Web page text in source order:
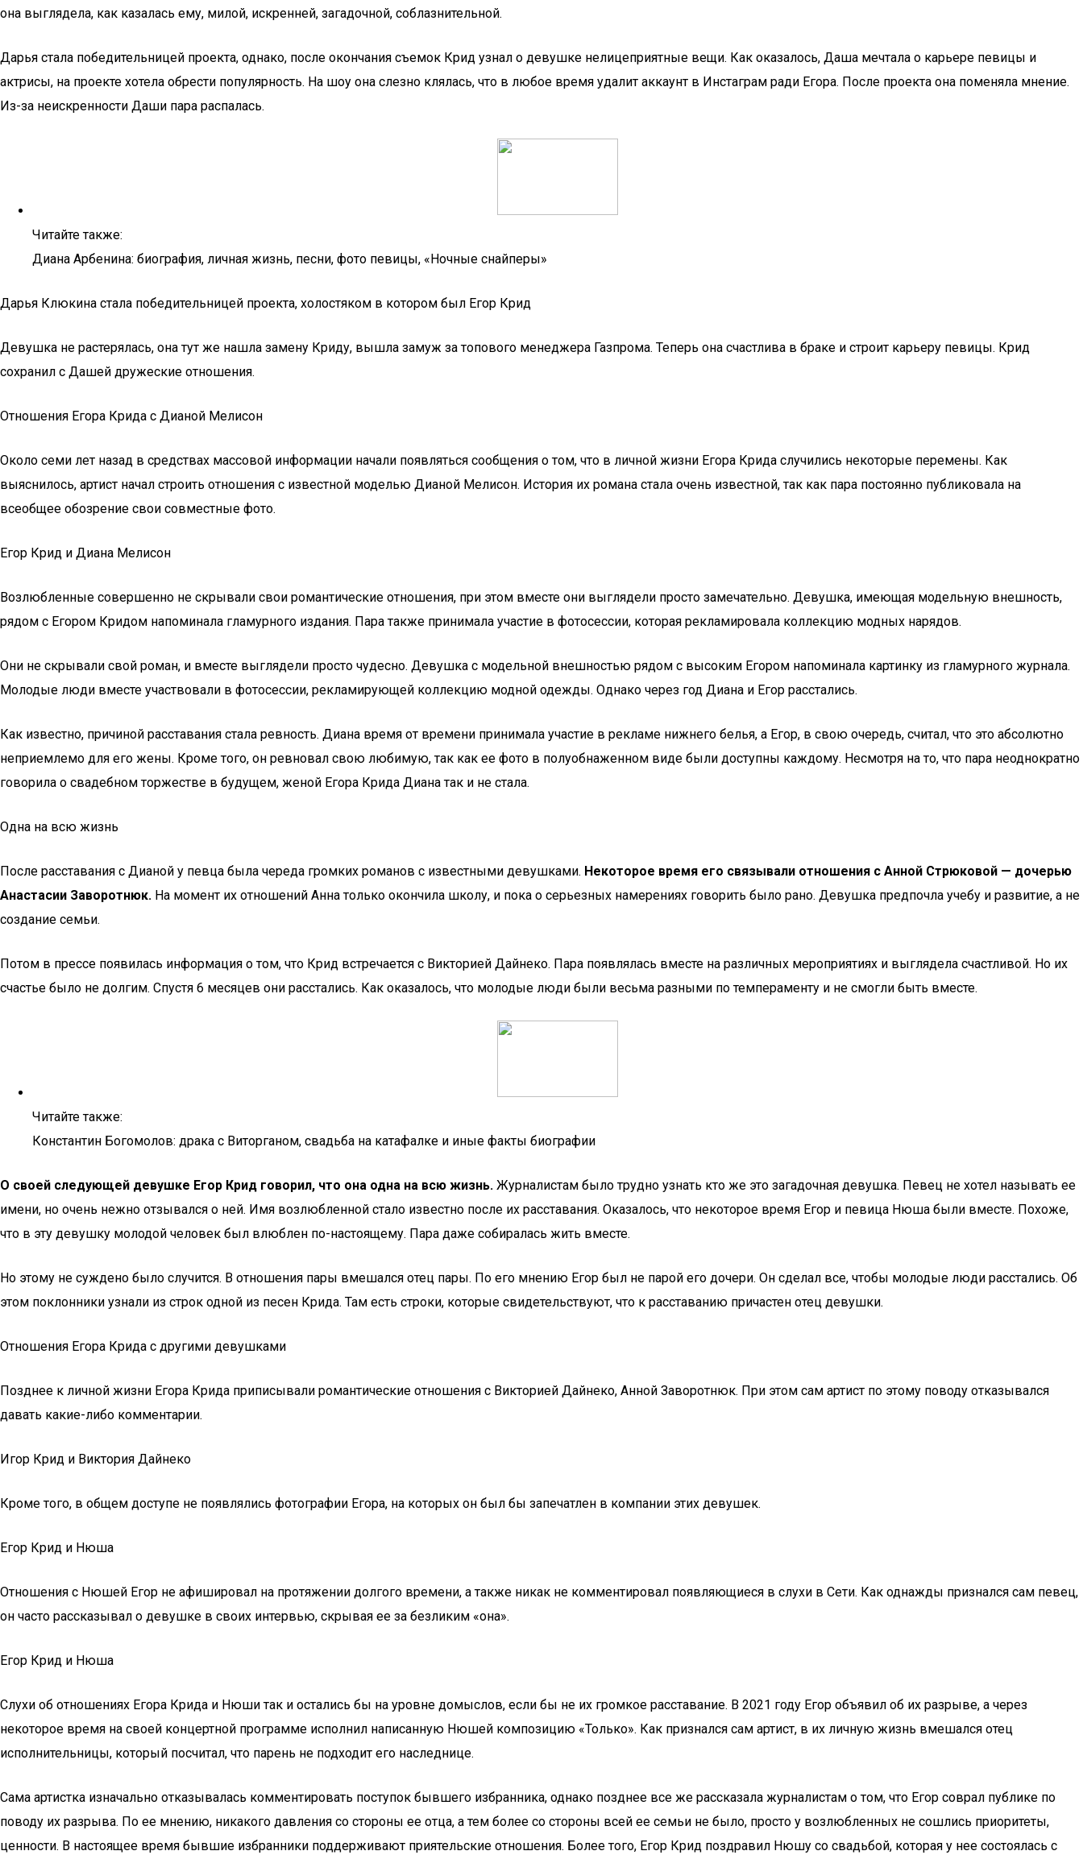
она выглядела, как казалась ему, милой, искренней, загадочной, соблазнительной.
Дарья стала победительницей проекта, однако, после окончания съемок Крид узнал о девушке нелицеприятные вещи. Как оказалось, Даша мечтала о карьере певицы и
актрисы, на проекте хотела обрести популярность. На шоу она слезно клялась, что в любое время удалит аккаунт в Инстаграм ради Егора. После проекта она поменяла мнение.
Из-за неискренности Даши пара распалась.
Читайте также:
Диана Арбенина: биография, личная жизнь, песни, фото певицы, «Ночные снайперы»
Дарья Клюкина стала победительницей проекта, холостяком в котором был Егор Крид
Девушка не растерялась, она тут же нашла замену Криду, вышла замуж за топового менеджера Газпрома. Теперь она счастлива в браке и строит карьеру певицы. Крид
сохранил с Дашей дружеские отношения.
Отношения Егора Крида с Дианой Мелисон
Около семи лет назад в средствах массовой информации начали появляться сообщения о том, что в личной жизни Егора Крида случились некоторые перемены. Как
выяснилось, артист начал строить отношения с известной моделью Дианой Мелисон. История их романа стала очень известной, так как пара постоянно публиковала на
всеобщее обозрение свои совместные фото.
Егор Крид и Диана Мелисон
Возлюбленные совершенно не скрывали свои романтические отношения, при этом вместе они выглядели просто замечательно. Девушка, имеющая модельную внешность,
рядом с Егором Кридом напоминала гламурного издания. Пара также принимала участие в фотосессии, которая рекламировала коллекцию модных нарядов.
Они не скрывали свой роман, и вместе выглядели просто чудесно. Девушка с модельной внешностью рядом с высоким Егором напоминала картинку из гламурного журнала.
Молодые люди вместе участвовали в фотосессии, рекламирующей коллекцию модной одежды. Однако через год Диана и Егор расстались.
Как известно, причиной расставания стала ревность. Диана время от времени принимала участие в рекламе нижнего белья, а Егор, в свою очередь, считал, что это абсолютно
неприемлемо для его жены. Кроме того, он ревновал свою любимую, так как ее фото в полуобнаженном виде были доступны каждому. Несмотря на то, что пара неоднократно
говорила о свадебном торжестве в будущем, женой Егора Крида Диана так и не стала.
Одна на всю жизнь
После расставания с Дианой у певца была череда громких романов с известными девушками. Некоторое время его связывали отношения с Анной Стрюковой — дочерью
Анастасии Заворотнюк. На момент их отношений Анна только окончила школу, и пока о серьезных намерениях говорить было рано. Девушка предпочла учебу и развитие, а не
создание семьи.
Потом в прессе появилась информация о том, что Крид встречается с Викторией Дайнеко. Пара появлялась вместе на различных мероприятиях и выглядела счастливой. Но их
счастье было не долгим. Спустя 6 месяцев они расстались. Как оказалось, что молодые люди были весьма разными по темпераменту и не смогли быть вместе.
Читайте также:
Константин Богомолов: драка с Виторганом, свадьба на катафалке и иные факты биографии
О своей следующей девушке Егор Крид говорил, что она одна на всю жизнь. Журналистам было трудно узнать кто же это загадочная девушка. Певец не хотел называть ее
имени, но очень нежно отзывался о ней. Имя возлюбленной стало известно после их расставания. Оказалось, что некоторое время Егор и певица Нюша были вместе. Похоже,
что в эту девушку молодой человек был влюблен по-настоящему. Пара даже собиралась жить вместе.
Но этому не суждено было случится. В отношения пары вмешался отец пары. По его мнению Егор был не парой его дочери. Он сделал все, чтобы молодые люди расстались. Об
этом поклонники узнали из строк одной из песен Крида. Там есть строки, которые свидетельствуют, что к расставанию причастен отец девушки.
Отношения Егора Крида с другими девушками
Позднее к личной жизни Егора Крида приписывали романтические отношения с Викторией Дайнеко, Анной Заворотнюк. При этом сам артист по этому поводу отказывался
давать какие-либо комментарии.
Игор Крид и Виктория Дайнеко
Кроме того, в общем доступе не появлялись фотографии Егора, на которых он был бы запечатлен в компании этих девушек.
Егор Крид и Нюша
Отношения с Нюшей Егор не афишировал на протяжении долгого времени, а также никак не комментировал появляющиеся в слухи в Сети. Как однажды признался сам певец,
он часто рассказывал о девушке в своих интервью, скрывая ее за безликим «она».
Егор Крид и Нюша
Слухи об отношениях Егора Крида и Нюши так и остались бы на уровне домыслов, если бы не их громкое расставание. В 2021 году Егор объявил об их разрыве, а через
некоторое время на своей концертной программе исполнил написанную Нюшей композицию «Только». Как признался сам артист, в их личную жизнь вмешался отец
исполнительницы, который посчитал, что парень не подходит его наследнице.
Сама артистка изначально отказывалась комментировать поступок бывшего избранника, однако позднее все же рассказала журналистам о том, что Егор соврал публике по
поводу их разрыва. По ее мнению, никакого давления со стороны ее отца, а тем более со стороны всей ее семьи не было, просто у возлюбленных не сошлись приоритеты,
ценности. В настоящее время бывшие избранники поддерживают приятельские отношения. Более того, Егор Крид поздравил Нюшу со свадьбой, которая у нее состоялась с